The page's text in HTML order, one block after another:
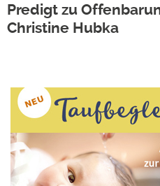
Predigt zu
Christine Hubka